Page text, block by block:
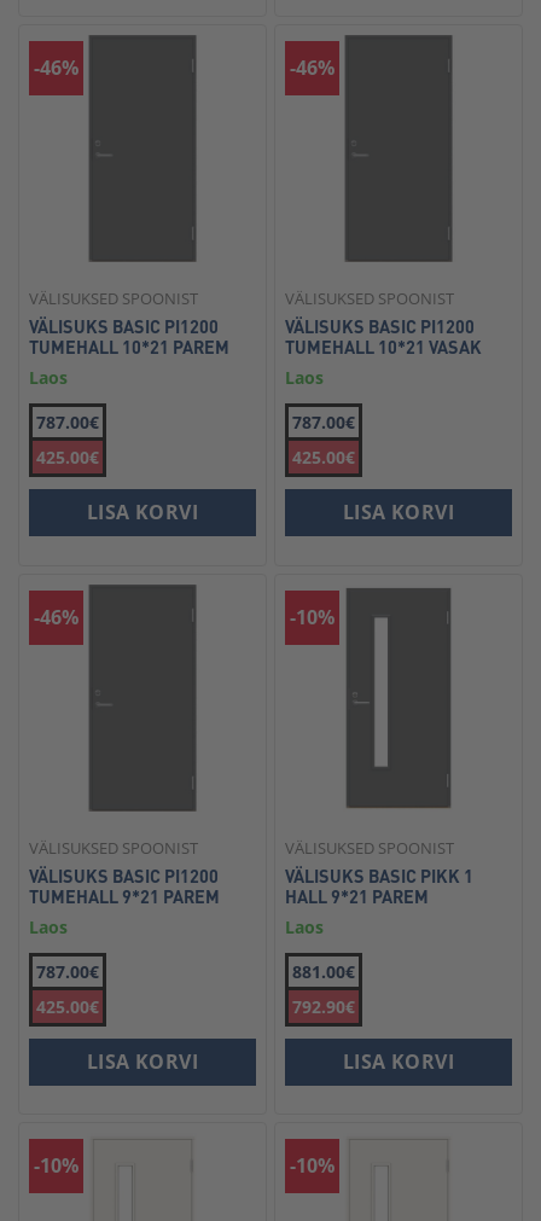
-46%
VÄLISUKSED SPOONIST
VÄLISUKS BASIC PI1200
TUMEHALL 10*21 PAREM
Laos
787.00€
425.00€
LISA KORVI
-46%
VÄLISUKSED SPOONIST
VÄLISUKS BASIC PI1200
TUMEHALL 10*21 VASAK
Laos
787.00€
425.00€
LISA KORVI
-46%
VÄLISUKSED SPOONIST
VÄLISUKS BASIC PI1200
TUMEHALL 9*21 PAREM
Laos
787.00€
425.00€
LISA KORVI
-10%
VÄLISUKSED SPOONIST
VÄLISUKS BASIC PIKK 1
HALL 9*21 PAREM
Laos
881.00€
792.90€
LISA KORVI
-10% -10%